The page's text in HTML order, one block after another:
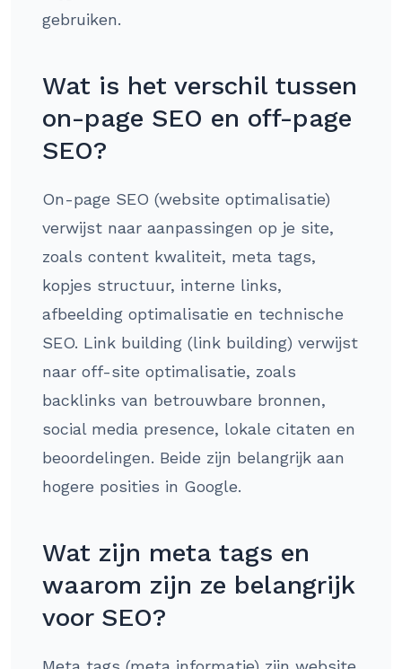
gebruiken.
Wat is het verschil tussen
on-page SEO en off-page
SEO?
On-page SEO (website optimalisatie)
verwijst naar aanpassingen op je site,
zoals content kwaliteit, meta tags,
kopjes structuur, interne links,
afbeelding optimalisatie en technische
SEO. Link building (link building) verwijst
naar off-site optimalisatie, zoals
backlinks van betrouwbare bronnen,
social media presence, lokale citaten en
beoordelingen. Beide zijn belangrijk aan
hogere posities in Google.
Wat zijn meta tags en
waarom zijn ze belangrijk
voor SEO?